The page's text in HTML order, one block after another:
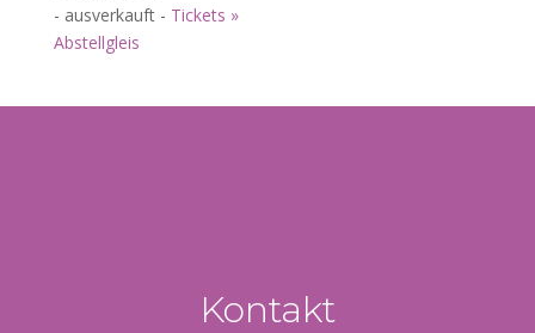
- ausverkauft - Tickets »
Abstellgleis
Kontakt